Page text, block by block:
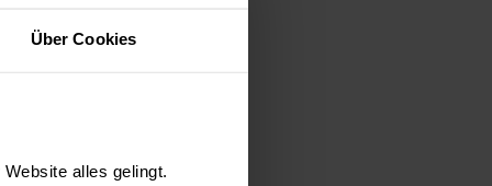
Über Cookies
alles gelingt.